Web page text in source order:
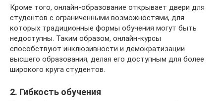
Кроме того, онлайн-образование открывает двери для
студентов с ограниченными возможностями, для
которых традиционные формы обучения могут быть
недоступны. Таким образом, онлайн-курсы
способствуют инклюзивности и демократизации
высшего образования, делая его доступным для более
широкого круга студентов.
2. Гибкость обучения